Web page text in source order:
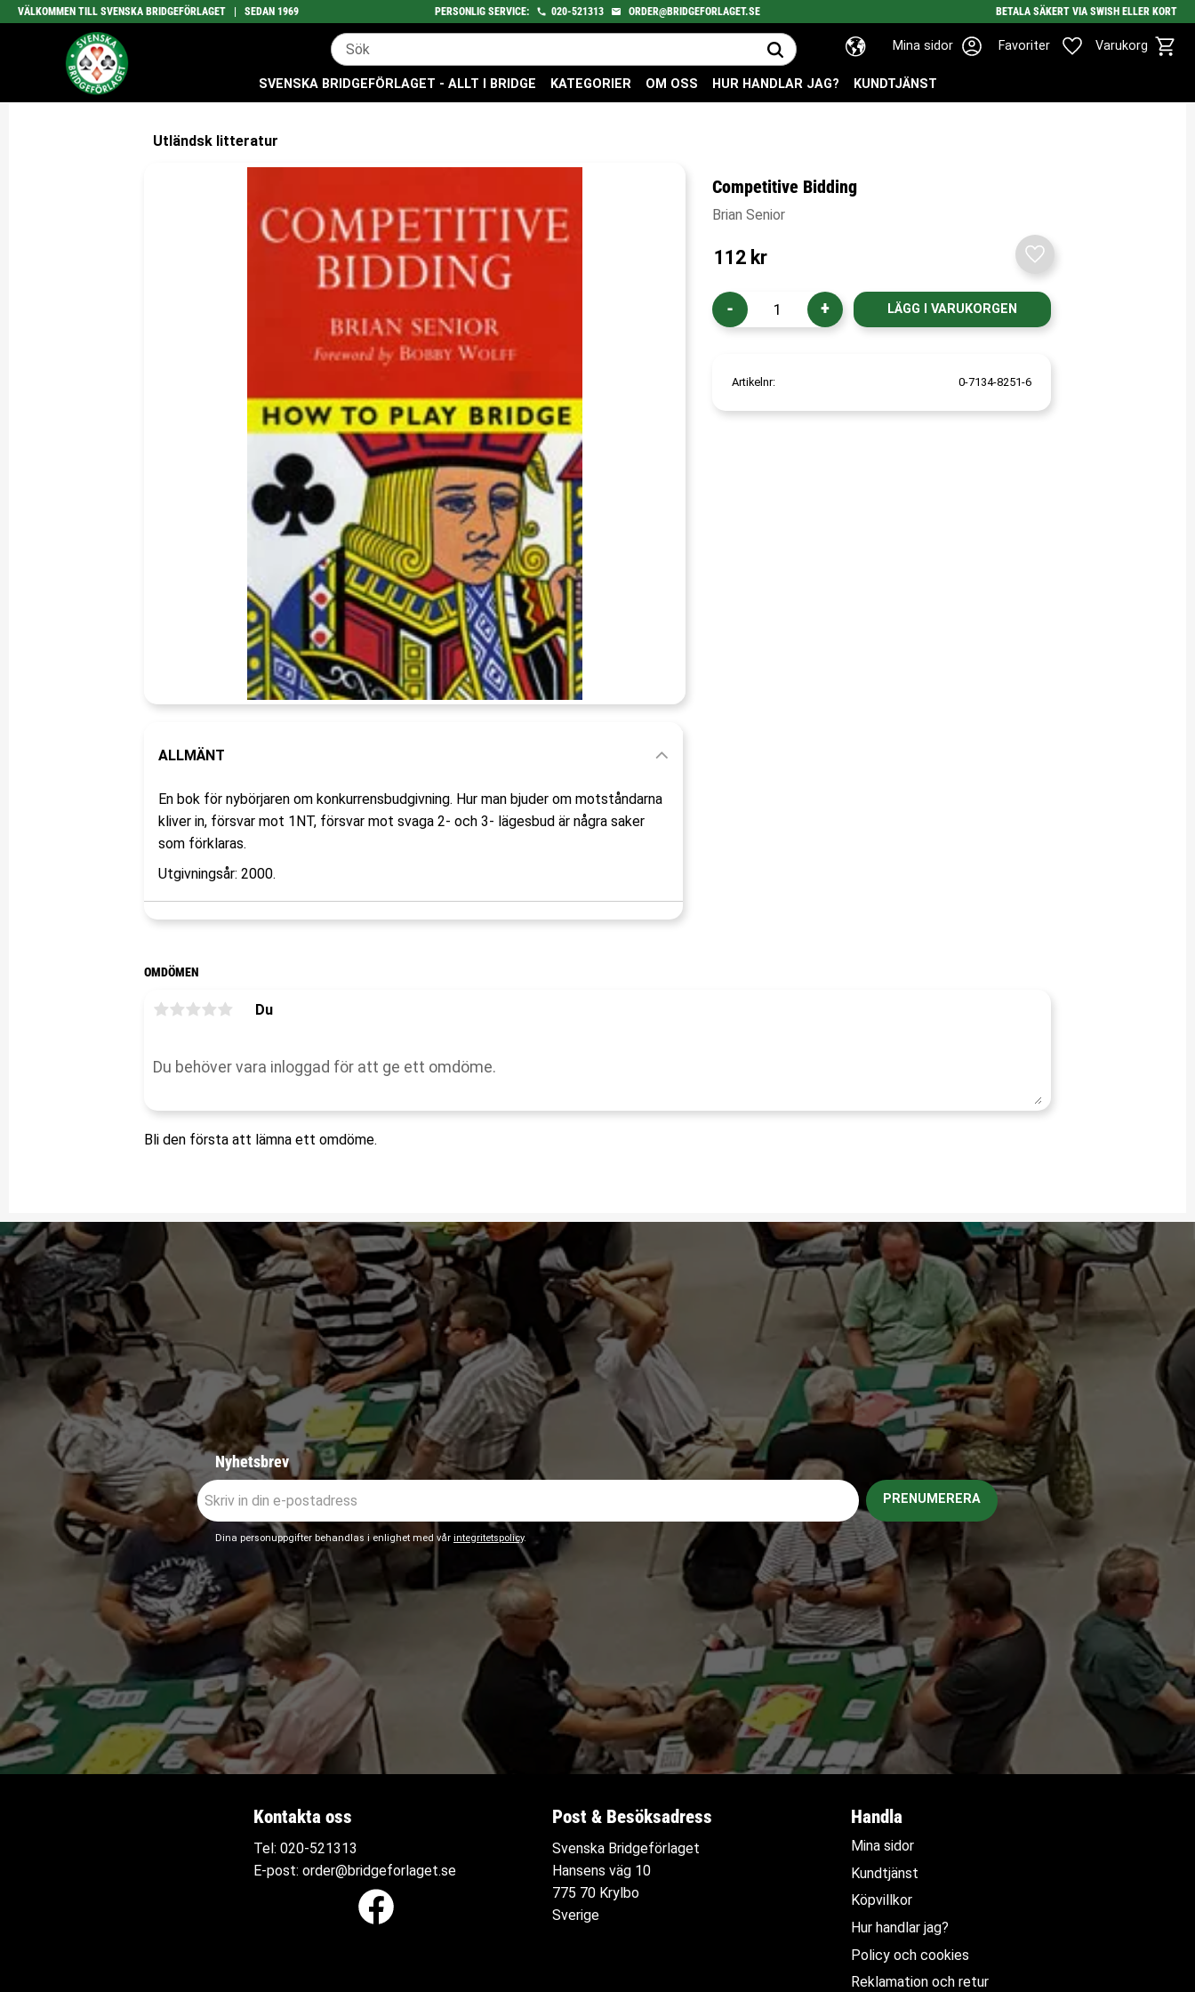
VÄLKOMMEN TILL SVENSKA BRIDGEFÖRLAGET | SEDAN 1969 PERSONLIG SERVICE: 020-521313 ORDER@BRIDGEFORLAGET.SE BETALA SÄKERT VIA SWISH ELLER KORT
Mina sidor Favoriter Varukorg
Favoriter
SVENSKA BRIDGEFÖRLAGET - ALLT I BRIDGE KATEGORIER OM OSS HUR HANDLAR JAG? KUNDTJÄNST
Utländsk litteratur
Competitive Bidding
Brian Senior
112 kr
+
-
Lägg till i favoriter
Artikelnr 0-7134-8251-6
ALLMÄNT
En bok för nybörjaren om konkurrensbudgivning. Hur man bjuder om motståndarna
kliver in, försvar mot 1NT, försvar mot svaga 2- och 3- lägesbud är några saker
som förklaras.
Utgivningsår: 2000.
OMDÖMEN
Du
Bli den första att lämna ett omdöme.
Nyhetsbrev
PRENUMERERA
Dina personuppgifter behandlas i enlighet med vår integritetspolicy.
Kontakta oss
Tel:020-521313
E-post:order@bridgeforlaget.se
Post & Besöksadress
Svenska Bridgeförlaget
Hansens väg 10
775 70 Krylbo
Sverige
Handla
Mina sidor
Kundtjänst
Köpvillkor
Hur handlar jag?
Policy och cookies
Reklamation och retur